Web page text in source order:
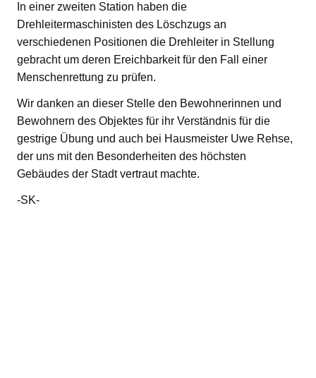
In einer zweiten Station haben die
Drehleitermaschinisten des Löschzugs an
verschiedenen Positionen die Drehleiter in Stellung
gebracht um deren Ereichbarkeit für den Fall einer
Menschenrettung zu prüfen.
Wir danken an dieser Stelle den Bewohnerinnen und
Bewohnern des Objektes für ihr Verständnis für die
gestrige Übung und auch bei Hausmeister Uwe Rehse,
der uns mit den Besonderheiten des höchsten
Gebäudes der Stadt vertraut machte.
-SK-